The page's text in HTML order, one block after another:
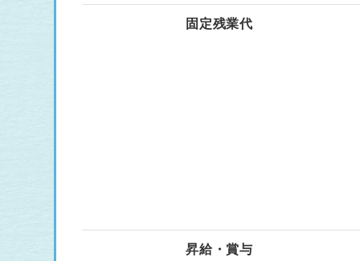
固定残業代
昇給・賞与